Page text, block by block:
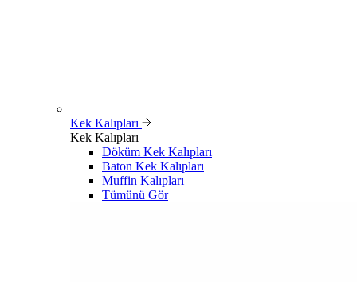
Kek Kalıpları
Kek Kalıpları
Döküm Kek Kalıpları
Baton Kek Kalıpları
Muffin Kalıpları
Tümünü Gör